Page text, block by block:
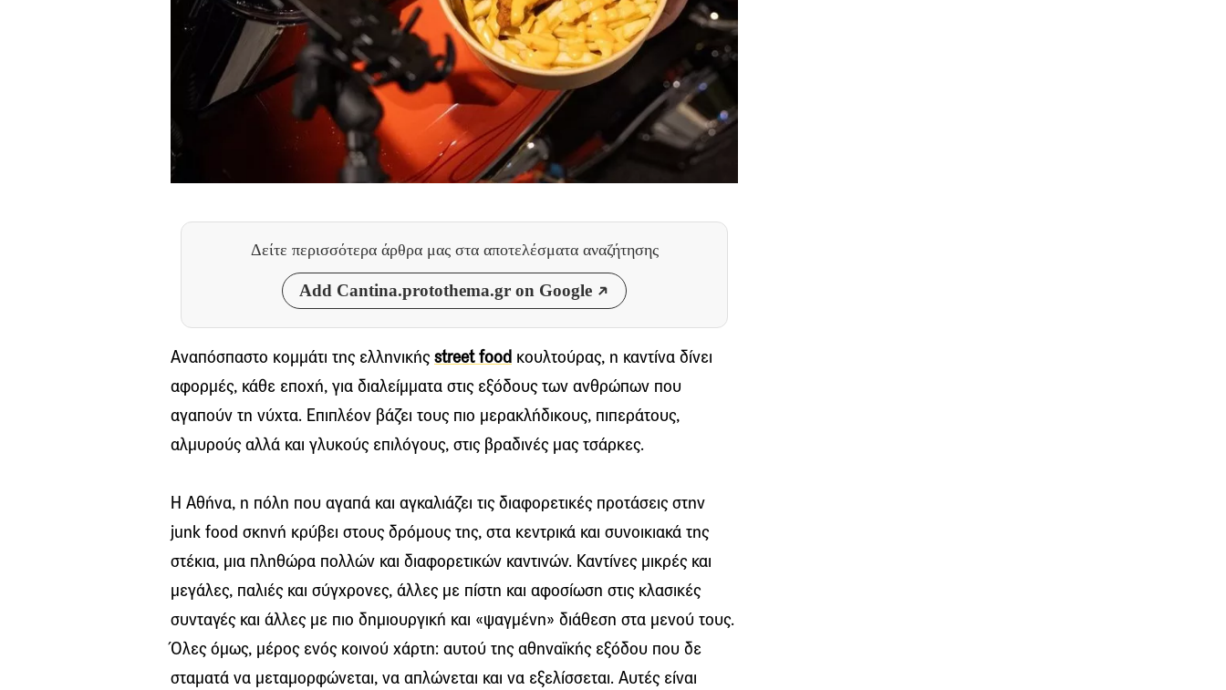
Δείτε περισσότερα άρθρα μας στα αποτελέσματα αναζήτησης
Add Cantina.protothema.gr on Google
Αναπόσπαστο κομμάτι της ελληνικής street food κουλτούρας, η καντίνα δίνει
αφορμές, κάθε εποχή, για διαλείμματα στις εξόδους των ανθρώπων που
αγαπούν τη νύχτα. Επιπλέον βάζει τους πιο μερακλήδικους, πιπεράτους,
αλμυρούς αλλά και γλυκούς επιλόγους, στις βραδινές μας τσάρκες.
Η Αθήνα, η πόλη που αγαπά και αγκαλιάζει τις διαφορετικές προτάσεις στην
junk food σκηνή κρύβει στους δρόμους της, στα κεντρικά και συνοικιακά της
στέκια, μια πληθώρα πολλών και διαφορετικών καντινών. Καντίνες μικρές και
μεγάλες, παλιές και σύγχρονες, άλλες με πίστη και αφοσίωση στις κλασικές
συνταγές και άλλες με πιο δημιουργική και «ψαγμένη» διάθεση στα μενού τους.
Όλες όμως, μέρος ενός κοινού χάρτη: αυτού της αθηναϊκής εξόδου που δε
σταματά να μεταμορφώνεται, να απλώνεται και να εξελίσσεται. Αυτές είναι